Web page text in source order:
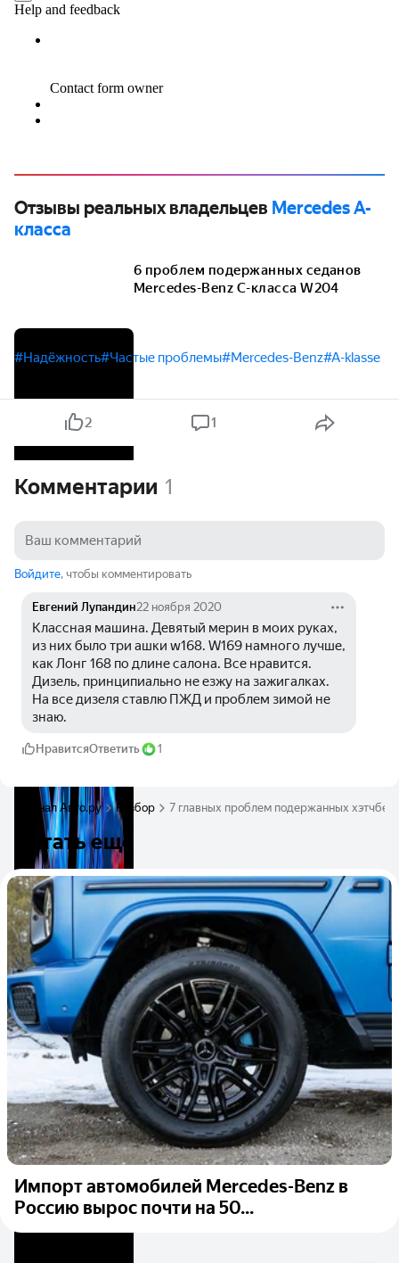
Отзывы реальных владельцев Mercedes A-
класса
6 проблем подержанных седанов
Mercedes-Benz C-класса W204
#Надёжность#Частые проблемы#Mercedes-Benz#A-klasse
2 1
Комментарии 1
Войдите, чтобы комментировать
Евгений Лупандин22 ноября 2020
Классная машина. Девятый мерин в моих руках,
из них было три ашки w168. W169 намного лучше,
как Лонг 168 по длине салона. Все нравится.
Дизель, принципиально не езжу на зажигалках.
На все дизеля ставлю ПЖД и проблем зимой не
знаю.
НравитсяОтветить 1
Журнал Авто.ру Разбор 7 главных проблем подержанных
Читать ещё
Импорт автомобилей Mercedes-Benz в
Россию вырос почти на 50...